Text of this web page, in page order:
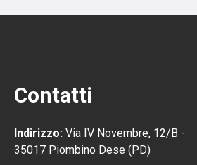
Contatti
Indirizzo: Via IV Novembre, 12/B -
35017 Piombino Dese (PD)